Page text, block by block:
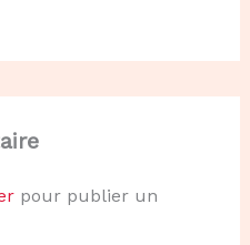
pour publier un